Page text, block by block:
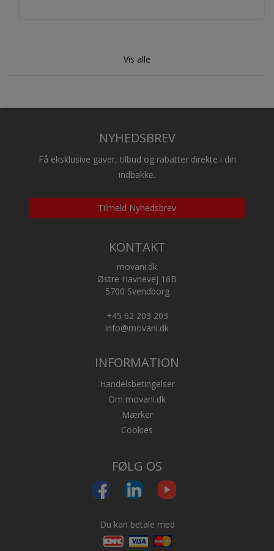
Bægre til varme drikke
Tilbehør til glas og bægre
Vis alle
NYHEDSBREV
Få eksklusive gaver, tilbud og rabatter direkte i din
indbakke.
Tilmeld Nyhedsbrev
KONTAKT
movani.dk
Østre Havnevej 16B
5700 Svendborg
+45 62 203 203
info@movani.dk
INFORMATION
Handelsbetingelser
Om movani.dk
Mærker
Cookies
FØLG OS
Du kan betale med